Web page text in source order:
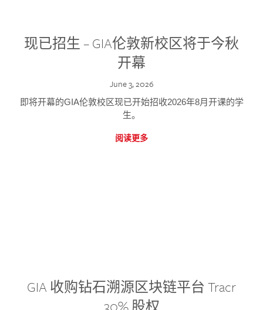
现已招生 – GIA伦敦新校区将于今秋
开幕
June 3, 2026
即将开幕的GIA伦敦校区现已开始招收2026年8月开课的学
生。
阅读更多
GIA 收购钻石溯源区块链平台 Tracr
30% 股权